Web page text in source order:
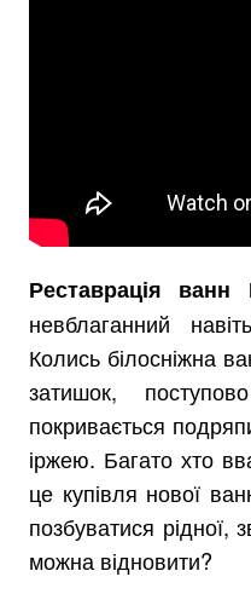
Реставрація ванн
невблаганний
Колись білосніжна
затишок,
покривається
іржею. Багато хто
це купівля нової
позбуватися рідної,
можна відновити?